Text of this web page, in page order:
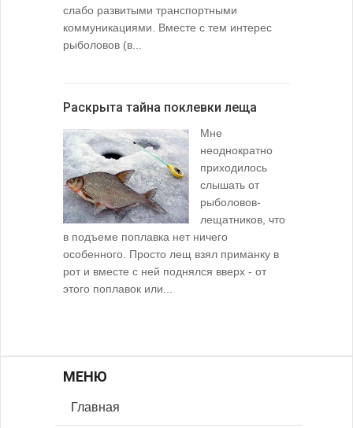
слабо развитыми транспортными
коммуникациями. Вместе с тем интерес
рыболовов (в...
Раскрыта тайна поклевки леща
Мне
неоднократно
приходилось
слышать от
рыболовов-
лещатников, что
в подъеме поплавка нет ничего
особенного. Просто лещ взял приманку в
рот и вместе с ней поднялся вверх - от
этого поплавок или...
МЕНЮ
Главная